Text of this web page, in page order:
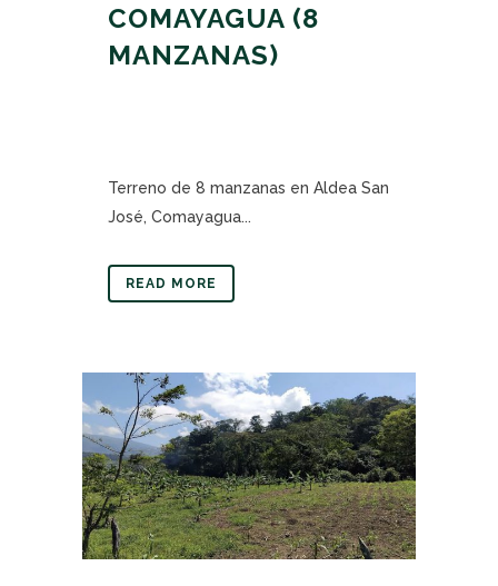
COMAYAGUA (8
MANZANAS)
Terreno de 8 manzanas en Aldea San
José, Comayagua...
READ MORE